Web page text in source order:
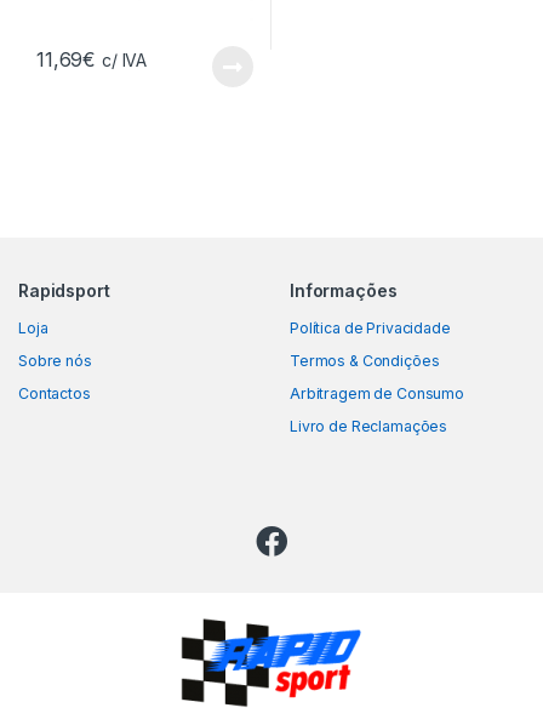
11,69€ c/ IVA
Rapidsport
Loja
Sobre nós
Contactos
Informações
Política de Privacidade
Termos & Condições
Arbitragem de Consumo
Livro de Reclamações